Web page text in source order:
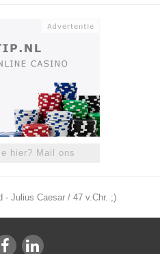
hier? Mail ons
- Julius Caesar / 47 v.Chr. ;)